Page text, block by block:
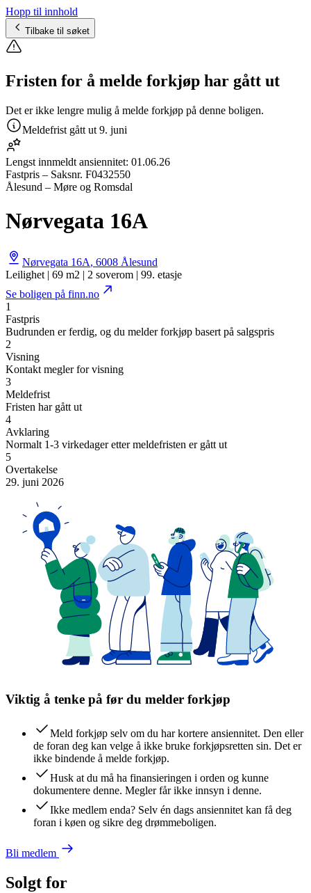
Hopp til innhold
Tilbake til søket
Fristen for å melde forkjøp har gått ut
Det er ikke lengre mulig å melde forkjøp på denne boligen.
Meldefrist gått ut 9. juni
Lengst innmeldt ansiennitet: 01.06.26
Fastpris – Saksnr. F0432550
Ålesund – Møre og Romsdal
Nørvegata 16A
Nørvegata 16A, 6008 Ålesund
Leilighet | 69 m2 | 2 soverom | 99. etasje
Se boligen på finn.no
1
Fastpris
Budrunden er ferdig, og du melder forkjøp basert på salgspris
2
Visning
Kontakt megler for visning
3
Meldefrist
Fristen har gått ut
4
Avklaring
Normalt 1-3 virkedager etter meldefristen er gått ut
5
Overtakelse
29. juni 2026
Viktig å tenke på før du melder forkjøp
Meld forkjøp selv om du har kortere ansiennitet. Den eller
de foran deg kan velge å ikke bruke forkjøpsretten sin. Det er
ikke bindende å melde forkjøp.
Husk at du må ha finansieringen i orden og kunne
dokumentere denne. Megler får ikke innsyn i denne.
Ikke medlem enda? Selv én dags ansiennitet kan få deg
foran i køen og sikre deg drømmeboligen.
Bli medlem
Solgt for